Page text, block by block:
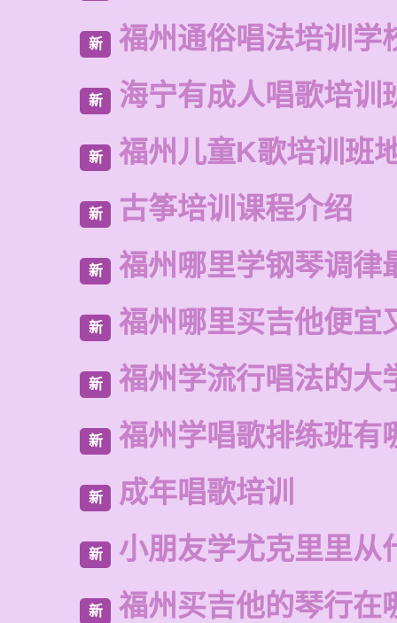
新 福州通俗唱法培训学
新 海宁有成人唱歌培训
新 福州儿童K歌培训班
新 古筝培训课程介绍
新 福州哪里学钢琴调律
新 福州哪里买吉他便宜
新 福州学流行唱法的大
新 福州学唱歌排练班有
新 成年唱歌培训
新 小朋友学尤克里里从
新 福州买吉他的琴行在